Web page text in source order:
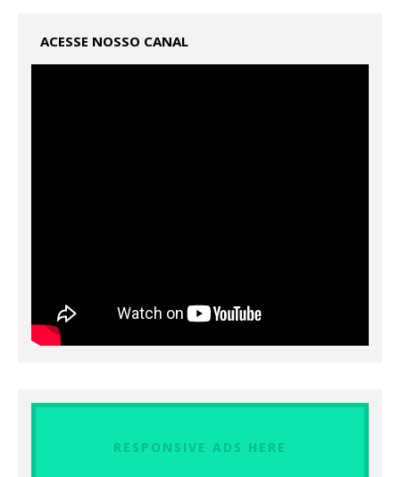
ACESSE NOSSO CANAL
RESPONSIVE ADS HERE